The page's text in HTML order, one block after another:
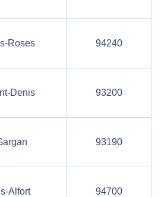
Roses 94240
Denis 93200
93190
Alfort 94700